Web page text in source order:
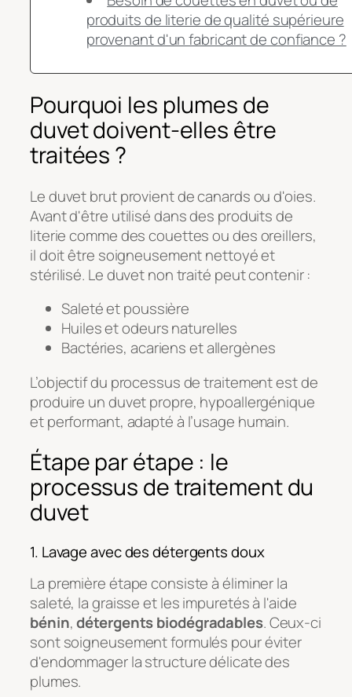
produits de literie de qualité supérieure
provenant d'un fabricant de confiance ?
Pourquoi les plumes de
duvet doivent-elles être
traitées ?
Le duvet brut provient de canards ou d'oies.
Avant d'être utilisé dans des produits de
literie comme des couettes ou des oreillers,
il doit être soigneusement nettoyé et
stérilisé. Le duvet non traité peut contenir :
Saleté et poussière
Huiles et odeurs naturelles
Bactéries, acariens et allergènes
L’objectif du processus de traitement est de
produire un duvet propre, hypoallergénique
et performant, adapté à l’usage humain.
Étape par étape : le
processus de traitement du
duvet
1. Lavage avec des détergents doux
La première étape consiste à éliminer la
saleté, la graisse et les impuretés à l'aide
bénin,détergents biodégradables. Ceux-ci
sont soigneusement formulés pour éviter
d'endommager la structure délicate des
plumes.